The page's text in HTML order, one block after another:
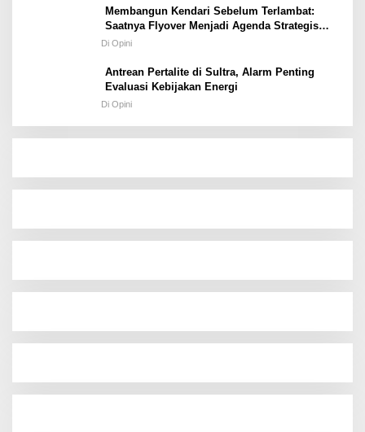
Membangun Kendari Sebelum Terlambat:
Saatnya Flyover Menjadi Agenda Strategis
Kota
Di Opini
Antrean Pertalite di Sultra, Alarm Penting
Evaluasi Kebijakan Energi
Di Opini